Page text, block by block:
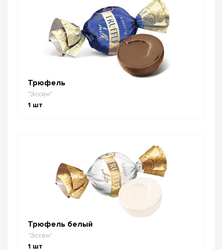
Трюфель
"Эссен"
1 шт
Трюфель белый
"Эссен"
1 шт